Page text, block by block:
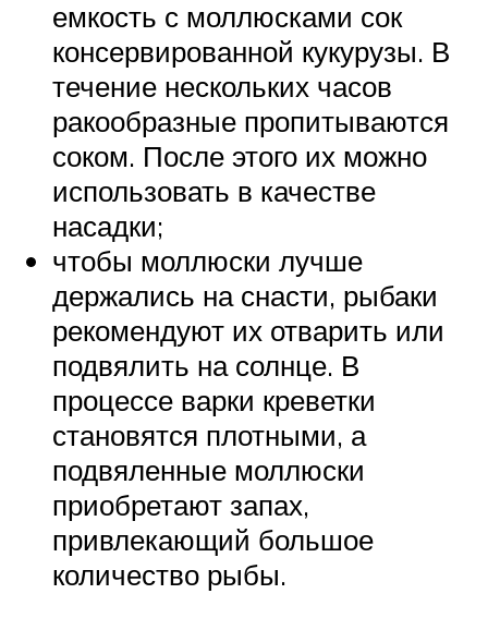
емкость с моллюсками сок
консервированной кукурузы. В
течение нескольких часов
ракообразные пропитываются
соком. После этого их можно
использовать в качестве
насадки;
чтобы моллюски лучше
держались на снасти, рыбаки
рекомендуют их отварить или
подвялить на солнце. В
процессе варки креветки
становятся плотными, а
подвяленные моллюски
приобретают запах,
привлекающий большое
количество рыбы.